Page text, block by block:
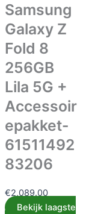
Samsung
Galaxy Z
Fold 8
256GB
Lila 5G +
Accessoir
epakket-
61511492
83206
€2,089.00
Bekijk laagste